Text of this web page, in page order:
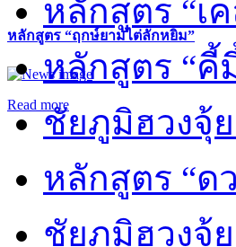
หลักสูตร “ฤกษ์ยามไต่ลักหยิ่ม”
Read more
หลักสูตร “เ
หลักสูตร “คี้
ชัยภูมิฮวงจุ้
หลักสูตร “ด
ชัยภูมิฮวงจุ้